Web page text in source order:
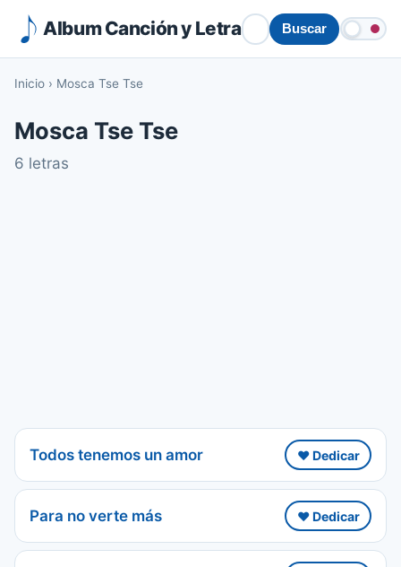
Album Canción y Letra Buscar
Inicio › Mosca Tse Tse
Mosca Tse Tse
6 letras
Todos tenemos un amor ❤️ Dedicar
Para no verte más ❤️ Dedicar